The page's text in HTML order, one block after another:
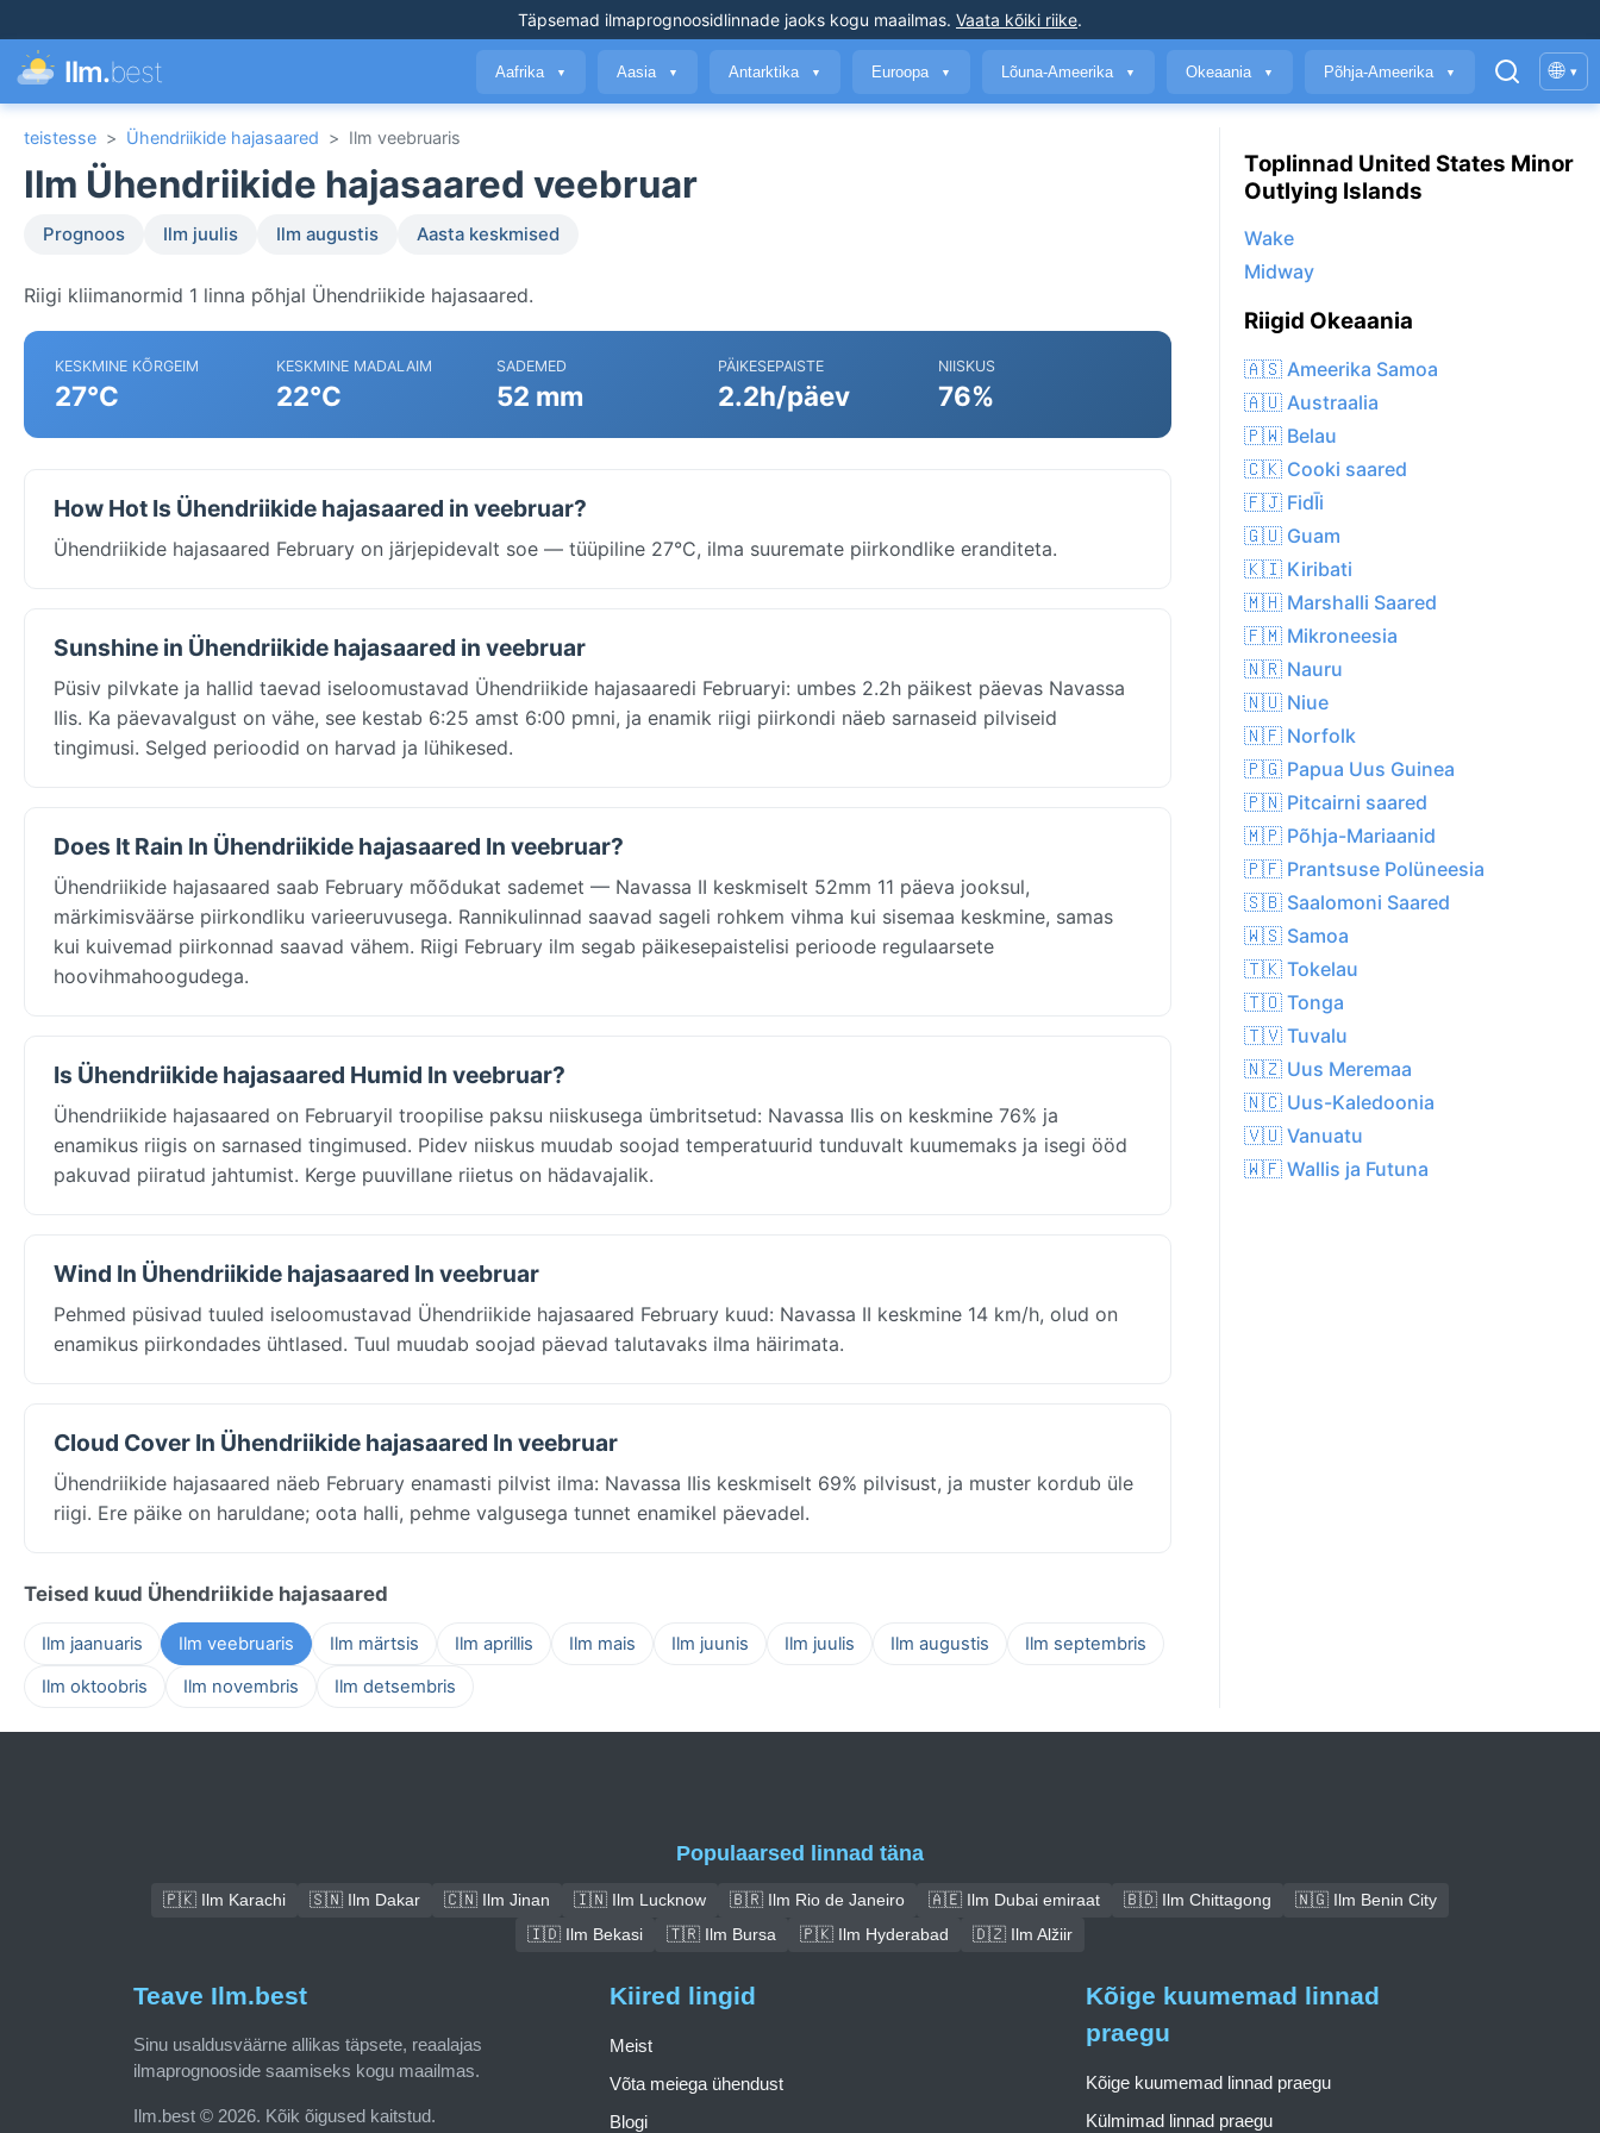
Täpsemad ilmaprognoosidlinnade jaoks kogu maailmas. Vaata kõiki riike.
Ilm.best Aafrika ▼ Aasia ▼ Antarktika ▼ Euroopa ▼ Lõuna-Ameerika ▼ Okeaania ▼ Põhja-Ameerika ▼ 🌐 ▾
teistesse > Ühendriikide hajasaared > Ilm veebruaris
Ilm Ühendriikide hajasaared veebruar
Prognoos Ilm juulis Ilm augustis Aasta keskmised
Riigi kliimanormid 1 linna põhjal Ühendriikide hajasaared.
KESKMINE KÕRGEIM
27°C
KESKMINE MADALAIM
22°C
SADEMED
52 mm
PÄIKESEPAISTE
2.2h/päev
NIISKUS
76%
How Hot Is Ühendriikide hajasaared in veebruar?
Ühendriikide hajasaared February on järjepidevalt soe — tüüpiline 27°C, ilma suuremate piirkondlike eranditeta.
Sunshine in Ühendriikide hajasaared in veebruar
Püsiv pilvkate ja hallid taevad iseloomustavad Ühendriikide hajasaaredi Februaryi: umbes 2.2h päikest päevas Navassa
IIis. Ka päevavalgust on vähe, see kestab 6:25 amst 6:00 pmni, ja enamik riigi piirkondi näeb sarnaseid pilviseid
tingimusi. Selged perioodid on harvad ja lühikesed.
Does It Rain In Ühendriikide hajasaared In veebruar?
Ühendriikide hajasaared saab February mõõdukat sademet — Navassa II keskmiselt 52mm 11 päeva jooksul,
märkimisväärse piirkondliku varieeruvusega. Rannikulinnad saavad sageli rohkem vihma kui sisemaa keskmine, samas
kui kuivemad piirkonnad saavad vähem. Riigi February ilm segab päikesepaistelisi perioode regulaarsete
hoovihmahoogudega.
Is Ühendriikide hajasaared Humid In veebruar?
Ühendriikide hajasaared on Februaryil troopilise paksu niiskusega ümbritsetud: Navassa IIis on keskmine 76% ja
enamikus riigis on sarnased tingimused. Pidev niiskus muudab soojad temperatuurid tunduvalt kuumemaks ja isegi ööd
pakuvad piiratud jahtumist. Kerge puuvillane riietus on hädavajalik.
Wind In Ühendriikide hajasaared In veebruar
Pehmed püsivad tuuled iseloomustavad Ühendriikide hajasaared February kuud: Navassa II keskmine 14 km/h, olud on
enamikus piirkondades ühtlased. Tuul muudab soojad päevad talutavaks ilma häirimata.
Cloud Cover In Ühendriikide hajasaared In veebruar
Ühendriikide hajasaared näeb February enamasti pilvist ilma: Navassa IIis keskmiselt 69% pilvisust, ja muster kordub üle
riigi. Ere päike on haruldane; oota halli, pehme valgusega tunnet enamikel päevadel.
Teised kuud Ühendriikide hajasaared
Ilm jaanuaris Ilm veebruaris Ilm märtsis Ilm aprillis Ilm mais Ilm juunis Ilm juulis Ilm augustis
Ilm septembris
Ilm oktoobris
Ilm novembris Ilm detsembris
Toplinnad United States Minor
Outlying Islands
Wake
Midway
Riigid Okeaania
🇦🇸 Ameerika Samoa
🇦🇺 Austraalia
🇵🇼 Belau
🇨🇰 Cooki saared
🇫🇯 FidĪi
🇬🇺 Guam
🇰🇮 Kiribati
🇲🇭 Marshalli Saared
🇫🇲 Mikroneesia
🇳🇷 Nauru
🇳🇺 Niue
🇳🇫 Norfolk
🇵🇬 Papua Uus Guinea
🇵🇳 Pitcairni saared
🇲🇵 Põhja-Mariaanid
🇵🇫 Prantsuse Polüneesia
🇸🇧 Saalomoni Saared
🇼🇸 Samoa
🇹🇰 Tokelau
🇹🇴 Tonga
🇹🇻 Tuvalu
🇳🇿 Uus Meremaa
🇳🇨 Uus-Kaledoonia
🇻🇺 Vanuatu
🇼🇫 Wallis ja Futuna
Populaarsed linnad täna
🇵🇰 Ilm Karachi 🇸🇳 Ilm Dakar 🇨🇳 Ilm Jinan 🇮🇳 Ilm Lucknow 🇧🇷 Ilm Rio de Janeiro 🇦🇪 Ilm Dubai emiraat 🇧🇩 Ilm Chittagong
🇳🇬 Ilm Benin City
🇮🇩 Ilm Bekasi
🇹🇷 Ilm Bursa 🇵🇰 Ilm Hyderabad 🇩🇿 Ilm Alžiir
Teave Ilm.best
Sinu usaldusväärne allikas täpsete, reaalajas
ilmaprognooside saamiseks kogu maailmas.
Ilm.best © 2026. Kõik õigused kaitstud.
Kiired lingid
Meist
Võta meiega ühendust
Blogi
Kõige kuumemad linnad
praegu
Kõige kuumemad linnad praegu
Külmimad linnad praegu